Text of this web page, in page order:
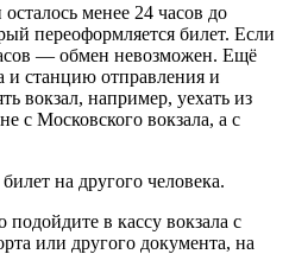
менее 24 часов до
переоформляется билет. Если
— обмен невозможен. Ещё
и станцию отправления и
вокзал, например, уехать из
с Московского вокзала, а с
на другого человека.
в кассу вокзала с
или другого документа, на